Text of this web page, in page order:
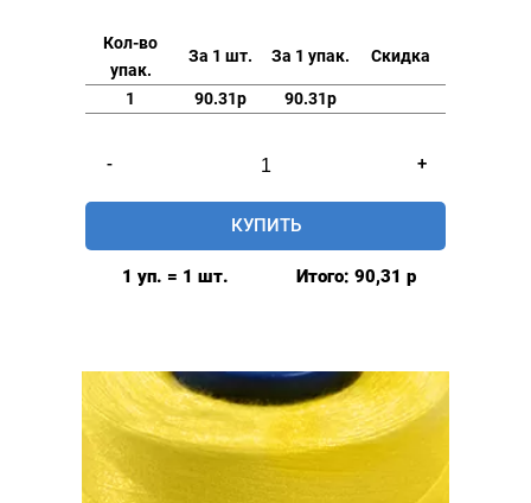
Кол-во
упак.
За 1 шт. За 1 упак. Скидка
1 90.31р 90.31р
-
товара
Нитки
швейные
#027
+
КУПИТЬ
1 уп. = 1 шт. Итого: 90,31 р